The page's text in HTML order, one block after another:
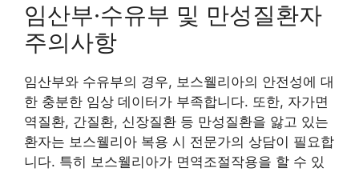
임산부·수유부 및 만성질환자
주의사항
임산부와 수유부의 경우, 보스웰리아의 안전성에 대
한 충분한 임상 데이터가 부족합니다. 또한, 자가면
역질환, 간질환, 신장질환 등 만성질환을 앓고 있는
환자는 보스웰리아 복용 시 전문가의 상담이 필요합
니다. 특히 보스웰리아가 면역조절작용을 할 수 있